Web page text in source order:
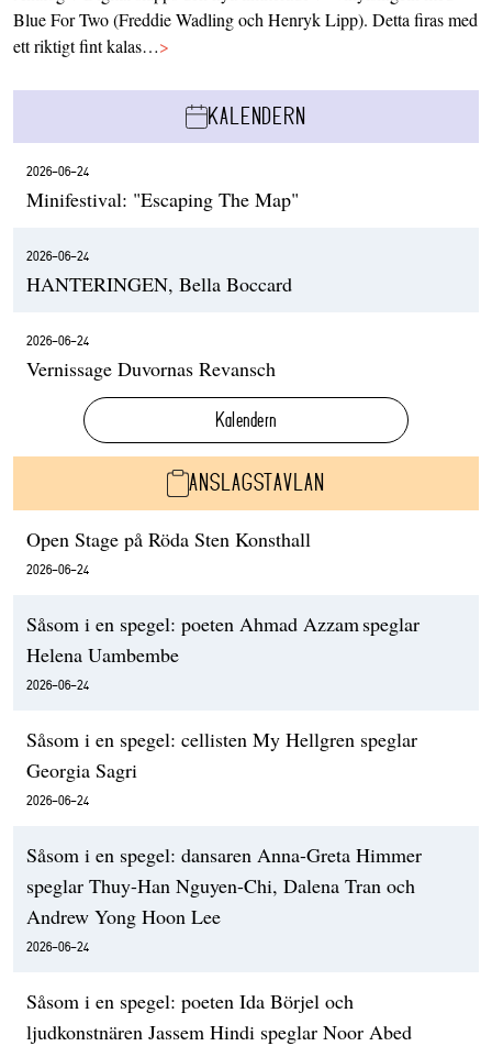
Blue For Two (Freddie Wadling och Henryk Lipp). Detta firas med
ett riktigt fint kalas…>
KALENDERN
2026-06-24
Minifestival: "Escaping The Map"
2026-06-24
HANTERINGEN, Bella Boccard
2026-06-24
Vernissage Duvornas Revansch
Kalendern
ANSLAGSTAVLAN
Open Stage på Röda Sten Konsthall
2026-06-24
Såsom i en spegel: poeten Ahmad Azzam speglar
Helena Uambembe
2026-06-24
Såsom i en spegel: cellisten My Hellgren speglar
Georgia Sagri
2026-06-24
Såsom i en spegel: dansaren Anna-Greta Himmer
speglar Thuy-Han Nguyen-Chi, Dalena Tran och
Andrew Yong Hoon Lee
2026-06-24
Såsom i en spegel: poeten Ida Börjel och
ljudkonstnären Jassem Hindi speglar Noor Abed